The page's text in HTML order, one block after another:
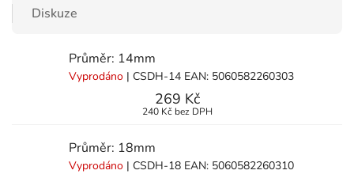
Diskuze
Průměr: 14mm
Vyprodáno | CSDH-14 EAN: 5060582260303
269 Kč
240 Kč bez DPH
Průměr: 18mm
Vyprodáno | CSDH-18 EAN: 5060582260310